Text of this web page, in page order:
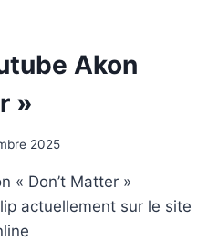
Akon
»
2025
« Don’t Matter »
actuellement sur le site